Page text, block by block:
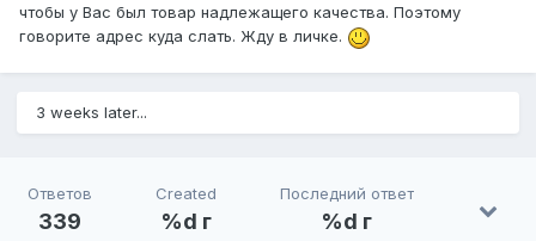
чтобы у Вас был товар надлежащего качества. Поэтому
говорите адрес куда слать. Жду в личке.
3 weeks later...
Ответов
339
Created
%d г
Последний ответ
%d г